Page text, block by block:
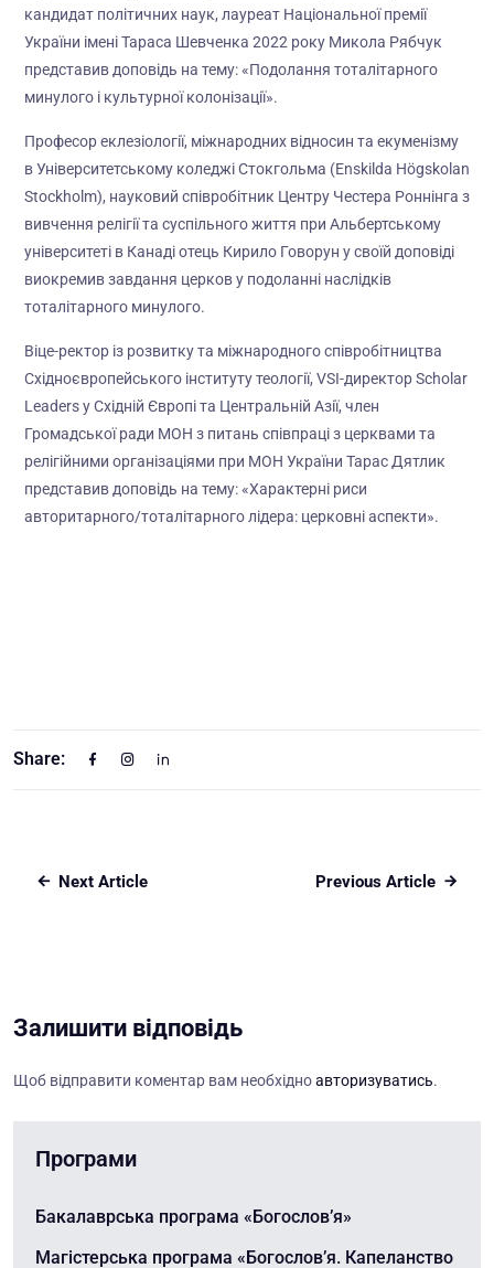
кандидат політичних наук, лауреат Національної премії
України імені Тараса Шевченка 2022 року Микола Рябчук
представив доповідь на тему: «Подолання тоталітарного
минулого і культурної колонізації».
Професор еклезіології, міжнародних відносин та екуменізму
в Університетському коледжі Стокгольма (Enskilda Högskolan
Stockholm), науковий співробітник Центру Честера Роннінга з
вивчення релігії та суспільного життя при Альбертському
університеті в Канаді отець Кирило Говорун у своїй доповіді
виокремив завдання церков у подоланні наслідків
тоталітарного минулого.
Віце-ректор із розвитку та міжнародного співробітництва
Східноєвропейського інституту теології, VSI-директор Scholar
Leaders у Східній Європі та Центральній Азії, член
Громадської ради МОН з питань співпраці з церквами та
релігійними організаціями при МОН України Тарас Дятлик
представив доповідь на тему: «Характерні риси
авторитарного/тоталітарного лідера: церковні аспекти».
Share:
Next Article Previous Article
Залишити відповідь
Щоб відправити коментар вам необхідноавторизуватись.
Програми
Бакалаврська програма «Богослов’я»
Магістерська програма «Богослов’я. Капеланство